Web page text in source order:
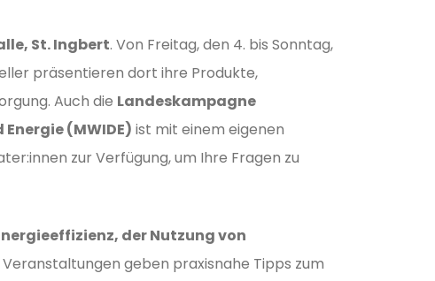
St. Ingbert. Von Freitag, den 4. bis Sonntag,
präsentieren dort ihre Produkte,
Auch die Landeskampagne
(MWIDE) ist mit einem eigenen
zur Verfügung, um Ihre Fragen zu
der Nutzung von
geben praxisnahe Tipps zum